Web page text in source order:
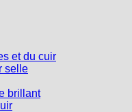
et du cuir
selle
brillant